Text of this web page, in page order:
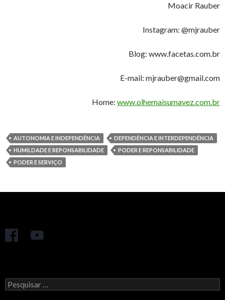
Moacir Rauber
Instagram: @mjrauber
Blog: www.facetas.com.br
E-mail: mjrauber@gmail.com
Home: www.olhemaisumavez.com.br
AUTONOMIA E INDEPENDÊNCIA
DEPENDÊNCIA E INTERDEPENDÊNCIA
HUMILDADE E REPONSABILIDADE
PODER E REPONSABILIDADE
PODER E SERVIÇO
Pesquisar
por: